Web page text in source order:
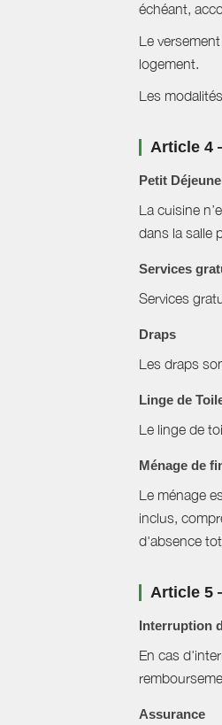
échéant,
Le
logement.
Les
Article 4
Petit
La cuisine
dans la salle
Services
Services
Draps
Les draps
Linge de
Le linge de
Ménage de
Le ménage
inclus,
d'absence
Article 5
Interruption
En cas
Assurance